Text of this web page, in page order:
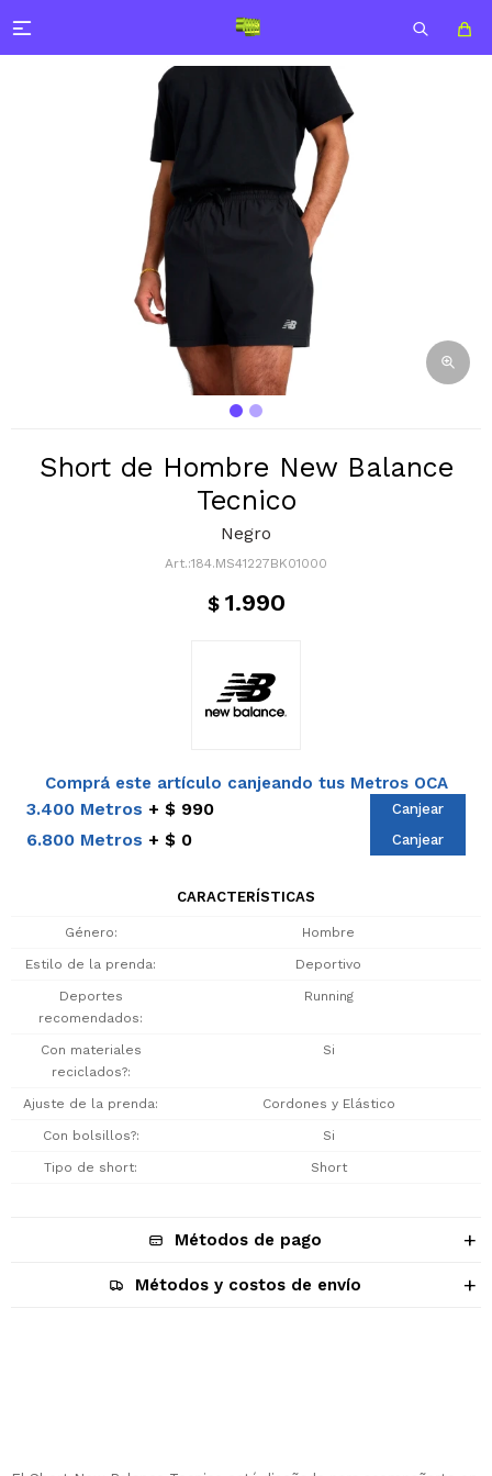

Short de Hombre New Balance
Tecnico
Negro
184.MS41227BK01000
$ 1.990
Comprá este artículo canjeando tus Metros OCA
3.400 Metros $ 990 Canjear
6.800 Metros $ 0 Canjear
CARACTERÍSTICAS
Género Hombre
Estilo de la prenda Deportivo
Deportes
recomendados
Running
Con materiales
reciclados?
Si
Ajuste de la prenda Cordones y Elástico
Con bolsillos? Si
Tipo de short Short
Métodos de pago
Métodos y costos de envío